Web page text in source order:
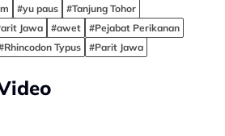
#yu paus
#Tanjung Tohor
Jawa
#awet
#Pejabat Perikanan
Typus #Parit Jawa